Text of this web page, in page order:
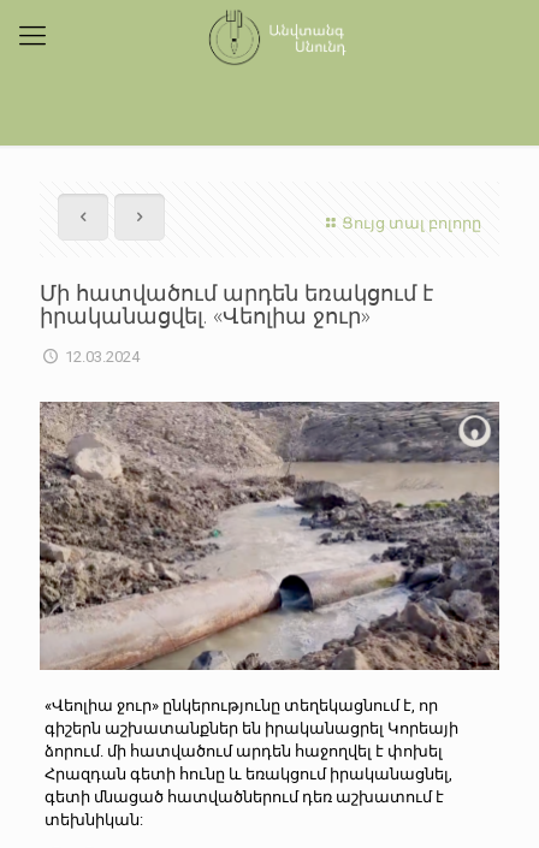
Ցույց տալ բոլորը
Մի հատվածում արդեն եռակցում է
իրականացվել. «Վեոլիա ջուր»
12.03.2024
«Վեոլիա ջուր» ընկերությունը տեղեկացնում է, որ
գիշերն աշխատանքներ են իրականացրել Կորեայի
ձորում. մի հատվածում արդեն հաջողվել է փոխել
Հրազդան գետի հունը և եռակցում իրականացնել,
գետի մնացած հատվածներում դեռ աշխատում է
տեխնիկան: